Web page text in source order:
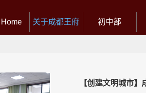
关于成都王府 初中部
【创建文明城市